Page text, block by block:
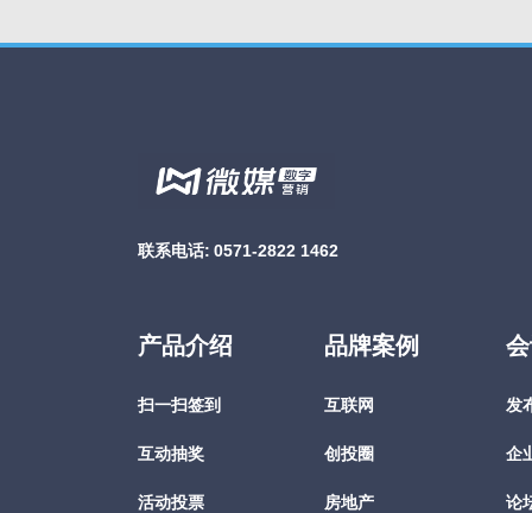
联系电话: 0571-2822 1462
产品介绍
扫一扫签到
互动抽奖
活动投票
品牌案例
互联网
创投圈
房地产
发
企
论